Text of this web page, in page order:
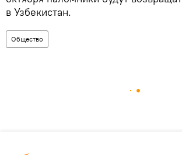
в Узбекистан.
Общество